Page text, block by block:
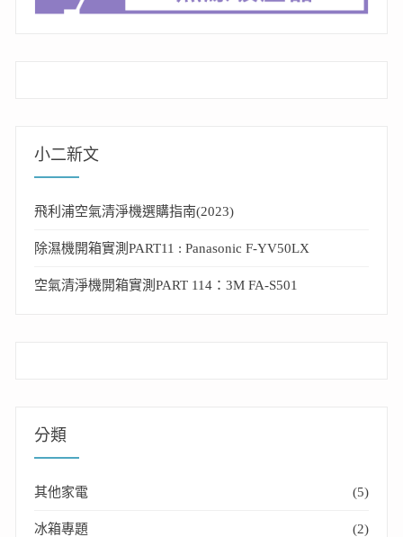
小二新文
飛利浦空氣清淨機選購指南(2023)
除濕機開箱實測PART11 : Panasonic F-YV50LX
空氣清淨機開箱實測PART 114：3M FA-S501
分類
其他家電 (5)
冰箱專題 (2)